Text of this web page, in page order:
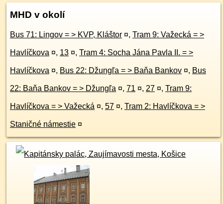
MHD v okolí
Bus 71: Lingov = > KVP, Kláštor ¤, Tram 9: Važecká = >
Havlíčkova ¤, 13 ¤, Tram 4: Socha Jána Pavla II. = >
Havlíčkova ¤, Bus 22: Džungľa = > Baňa Bankov ¤, Bus
22: Baňa Bankov = > Džungľa ¤, 71 ¤, 27 ¤, Tram 9:
Havlíčkova = > Važecká ¤, 57 ¤, Tram 2: Havlíčkova = >
Staničné námestie ¤